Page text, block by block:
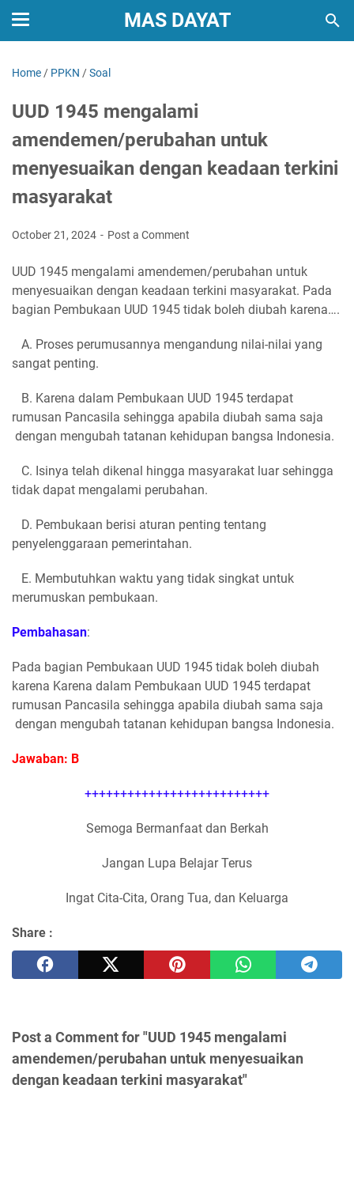
MAS DAYAT
Home / PPKN /Soal
UUD 1945 mengalami
amendemen/perubahan untuk
menyesuaikan dengan keadaan terkini
masyarakat
October 21, 2024 Post a Comment
UUD 1945 mengalami amendemen/perubahan untuk
menyesuaikan dengan keadaan terkini masyarakat. Pada
bagian Pembukaan UUD 1945 tidak boleh diubah karena….
A. Proses perumusannya mengandung nilai-nilai yang
sangat penting.
B. Karena dalam Pembukaan UUD 1945 terdapat
rumusan Pancasila sehingga apabila diubah sama saja
dengan mengubah tatanan kehidupan bangsa Indonesia.
C. Isinya telah dikenal hingga masyarakat luar sehingga
tidak dapat mengalami perubahan.
D. Pembukaan berisi aturan penting tentang
penyelenggaraan pemerintahan.
E. Membutuhkan waktu yang tidak singkat untuk
merumuskan pembukaan.
Pembahasan:
Pada bagian Pembukaan UUD 1945 tidak boleh diubah
karena Karena dalam Pembukaan UUD 1945 terdapat
rumusan Pancasila sehingga apabila diubah sama saja
dengan mengubah tatanan kehidupan bangsa Indonesia.
Jawaban: B
++++++++++++++++++++++++++
Semoga Bermanfaat dan Berkah
Jangan Lupa Belajar Terus
Ingat Cita-Cita, Orang Tua, dan Keluarga
Share :
Post a Comment for "UUD 1945 mengalami
amendemen/perubahan untuk menyesuaikan
dengan keadaan terkini masyarakat"